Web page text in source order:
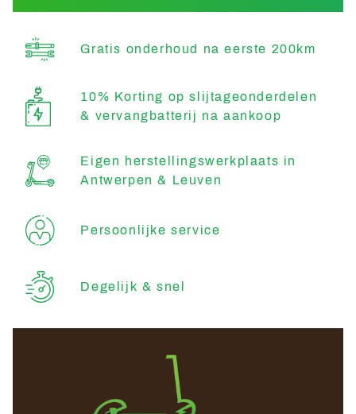
Gratis onderhoud na eerste 200km
10% Korting op slijtageonderdelen
& vervangbatterij na aankoop
Eigen herstellingswerkplaats in
Antwerpen & Leuven
Persoonlijke service
Degelijk & snel